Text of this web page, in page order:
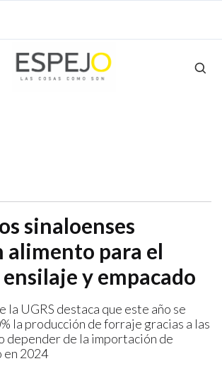
sinaloenses
alimento para el
y empacado
la UGRS destaca que este año se
la producción de forraje gracias a las
depender de la importación de
en 2024